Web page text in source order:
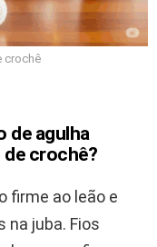
crochê
de agulha
de crochê?
firme ao leão e
na juba. Fios